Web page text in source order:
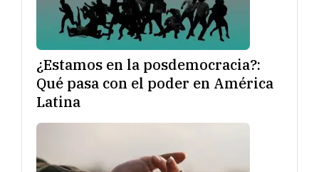
¿Estamos en la posdemocracia?:
Qué pasa con el poder en América
Latina